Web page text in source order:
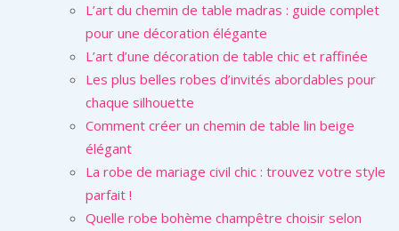
L’art du chemin de table madras : guide complet
pour une décoration élégante
L’art d’une décoration de table chic et raffinée
Les plus belles robes d’invités abordables pour
chaque silhouette
Comment créer un chemin de table lin beige
élégant
La robe de mariage civil chic : trouvez votre style
parfait !
Quelle robe bohème champêtre choisir selon